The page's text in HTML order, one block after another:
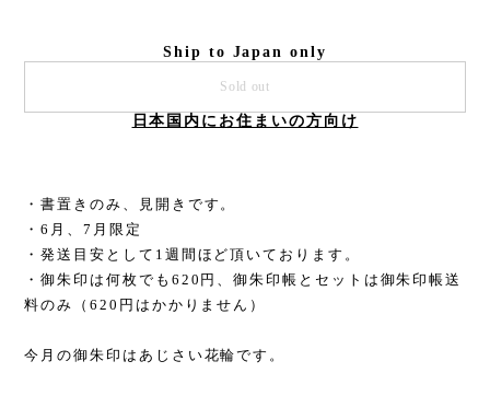
Ship to Japan only
Sold out
日本国内にお住まいの方向け
・書置きのみ、見開きです。
・6月、7月限定
・発送目安として1週間ほど頂いております。
・御朱印は何枚でも620円、御朱印帳とセットは御朱印帳送
料のみ（620円はかかりません）
今月の御朱印はあじさい花輪です。